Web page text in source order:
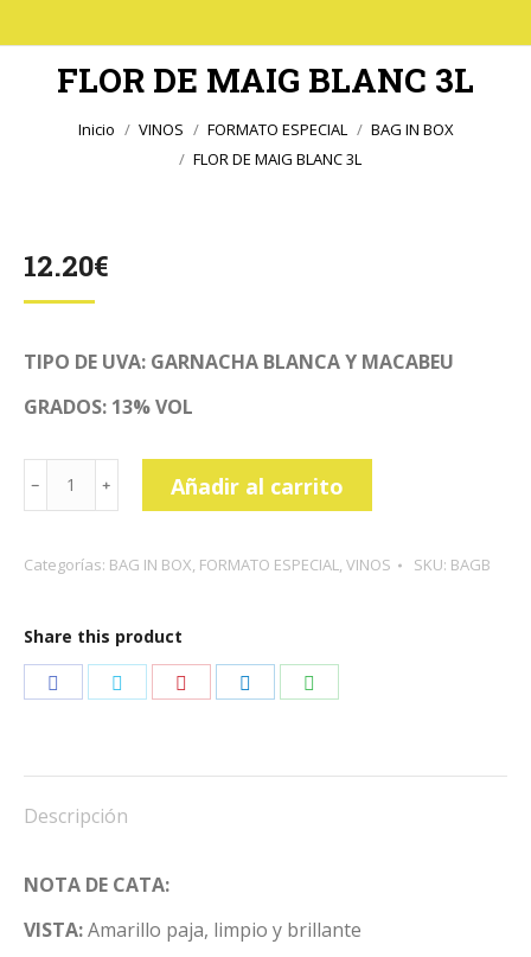
FLOR DE MAIG BLANC 3L
Estás aquí:
Inicio VINOS FORMATO ESPECIAL
BAG IN BOX
FLOR DE MAIG BLANC 3L
12.20€
TIPO DE UVA: GARNACHA BLANCA Y MACABEU
GRADOS: 13% VOL
DE
BLANC
cantidad
Añadir al carrito
Categorías: BAG IN BOX, FORMATO ESPECIAL, VINOS SKU: BAGB
Share this product
Descripción
NOTA DE CATA:
VISTA:Amarillo paja, limpio y brillante